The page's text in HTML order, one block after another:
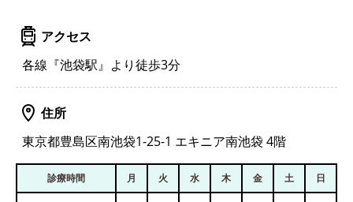
アクセス
各線『池袋駅』より徒歩3分
住所
東京都豊島区南池袋1-25-1 エキニア南池袋 4階
診療時間 月 火 水 木 金 土 日